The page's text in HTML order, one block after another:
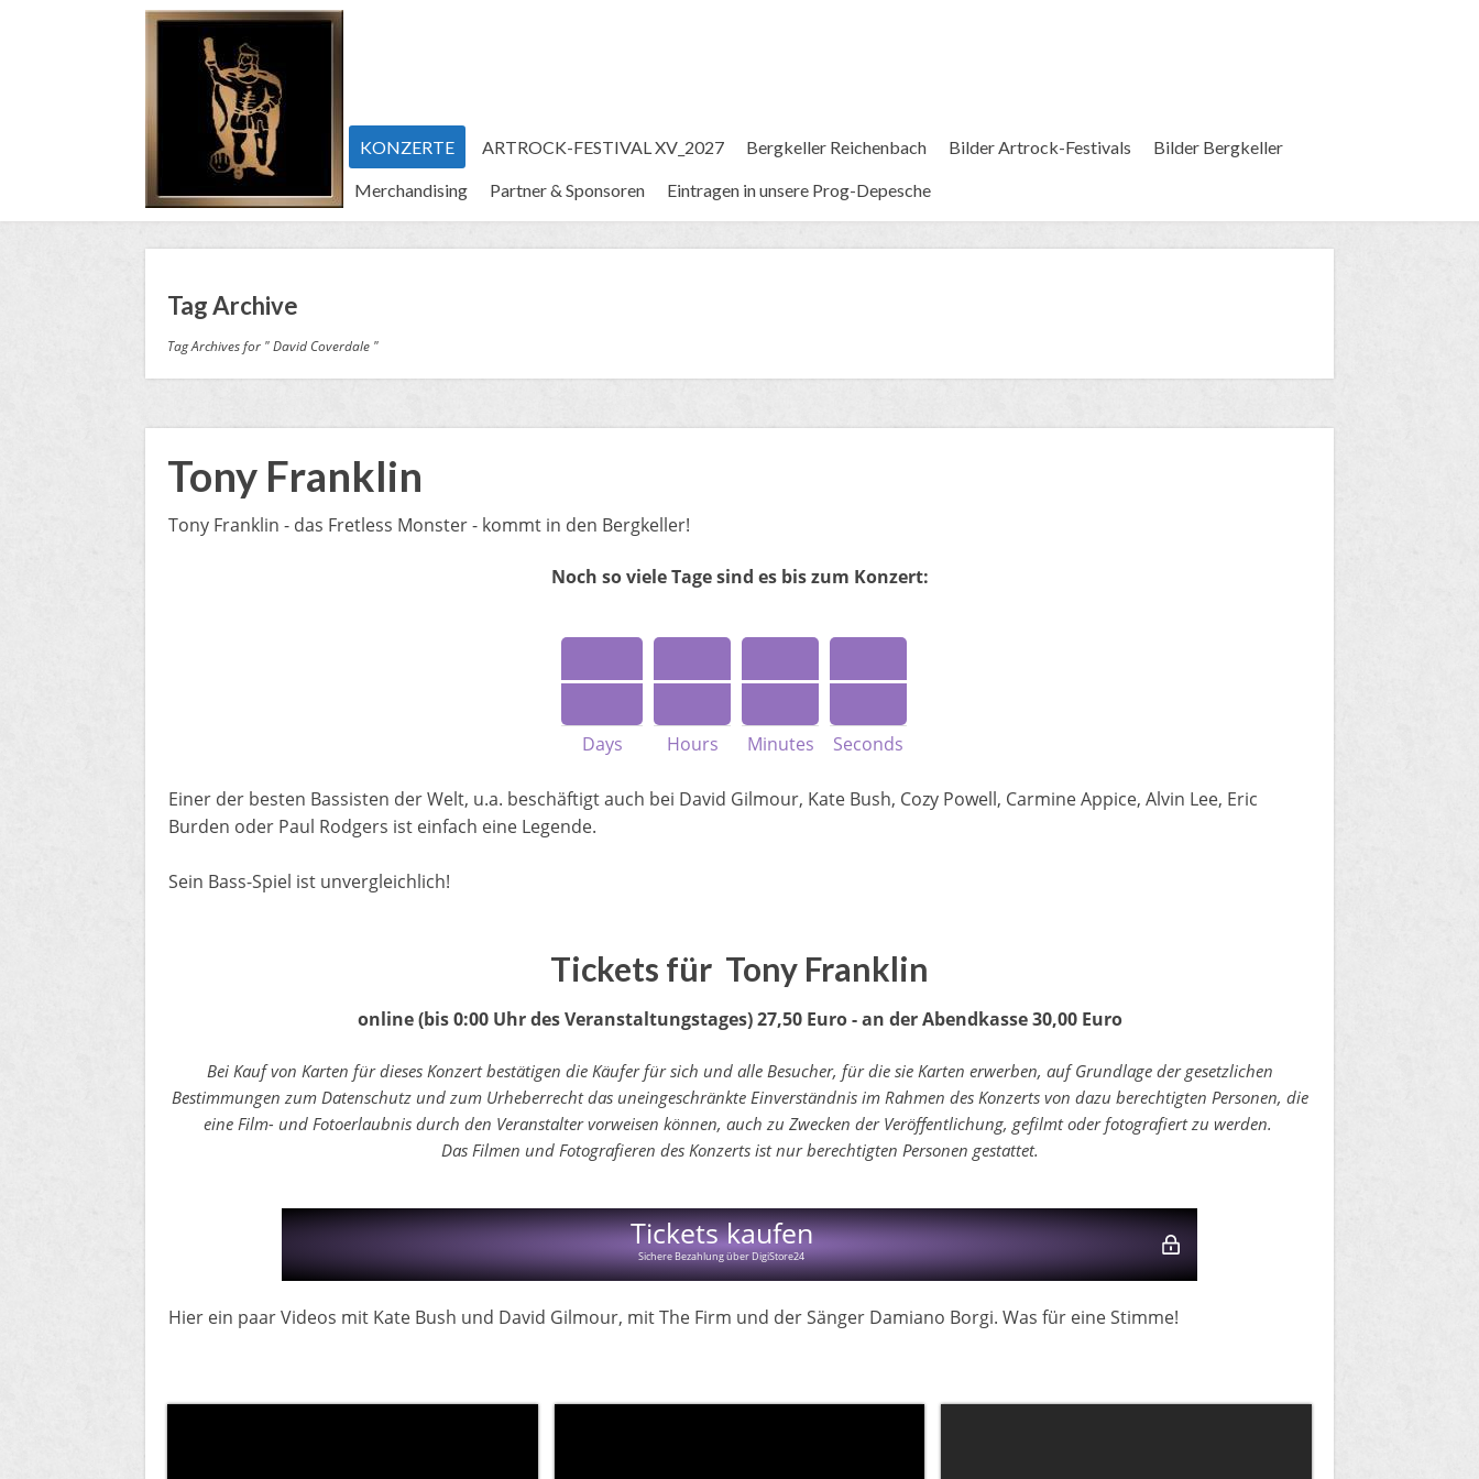
KONZERTE ARTROCK-FESTIVAL XV_2027 Bergkeller Reichenbach Bilder Artrock-Festivals Bilder Bergkeller
Merchandising Partner & Sponsoren Eintragen in unsere Prog-Depesche
Tag Archive
Tag Archives for " David Coverdale "
Tony Franklin
Tony Franklin - das Fretless Monster - kommt in den Bergkeller!
Noch so viele Tage sind es bis zum Konzert:
Days Hours Minutes Seconds
​Einer der besten Bassisten der Welt, u.a. beschäftigt auch bei David Gilmour, Kate Bush, Cozy Powell, Carmine Appice, Alvin Lee, Eric
Burden oder Paul Rodgers ist einfach eine Legende.
Sein Bass-Spiel ist unvergleichlich!
Tickets für Tony Franklin
online(bis 0:00 Uhr des Veranstaltungstages)27,50 Euro - an der Abendkasse 30,00 Euro
Bei Kauf von Karten für dieses Konzert bestätigen die Käufer für sich und alle Besucher, für die sie Karten erwerben, auf Grundlage der gesetzlichen
Bestimmungen zum Datenschutz und zum Urheberrecht das uneingeschränkte Einverständnis im Rahmen des Konzerts von dazu berechtigten Personen, die
eine Film- und Fotoerlaubnis durch den Veranstalter vorweisen können, auch zu Zwecken der Veröffentlichung, gefilmt oder fotografiert zu werden.
Das Filmen und Fotografieren des Konzerts ist nur berechtigten Personen gestattet.
​Tickets kaufen
Sichere Bezahlung über DigiStore24
​Hier ein paar Videos mit Kate Bush und David Gilmour, mit The Firm und der Sänger Damiano Borgi. Was für eine Stimme!